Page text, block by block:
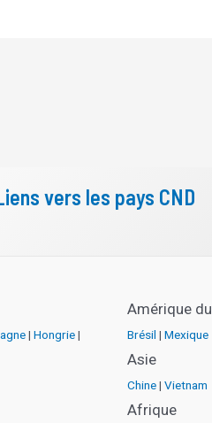
vers les pays CND
| Hongrie|
Amérique
Brésil | Mexique
Asie
Chine| Vietnam
Afrique